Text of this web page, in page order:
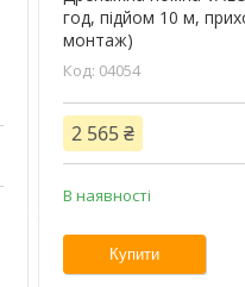
год, підйом 10 м,
монтаж)
04054
2 565 ₴
В наявності
Купити